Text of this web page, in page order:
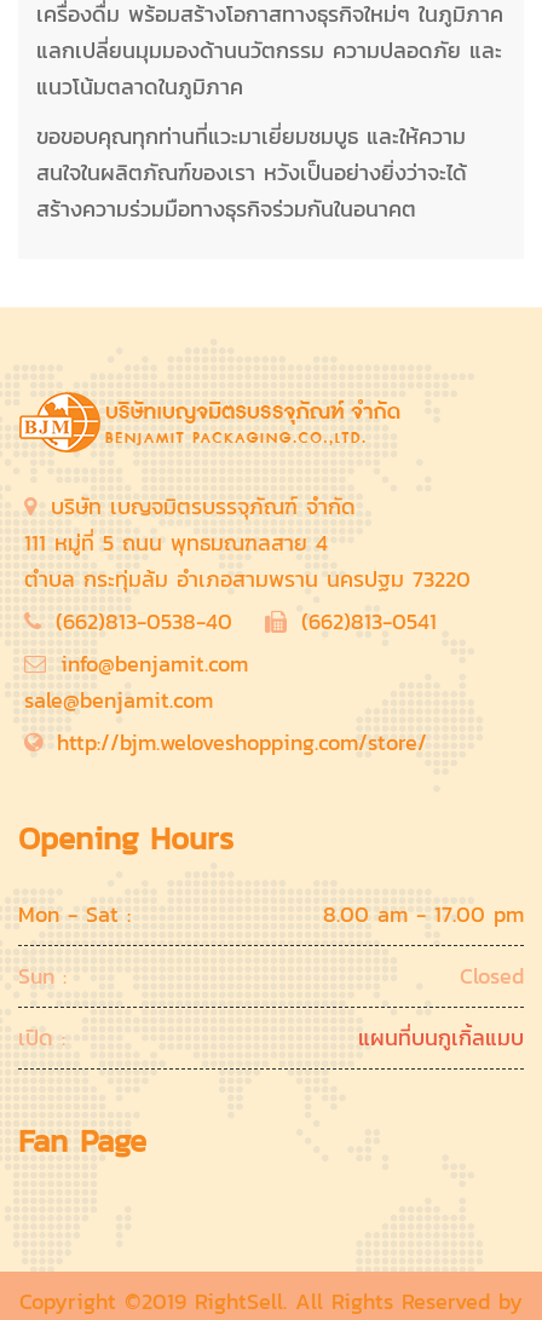
เครื่องดื่ม พร้อมสร้างโอกาสทางธุรกิจใหม่ๆ ในภูมิภาค
แลกเปลี่ยนมุมมองด้านนวัตกรรม ความปลอดภัย และ
แนวโน้มตลาดในภูมิภาค
ขอขอบคุณทุกท่านที่แวะมาเยี่ยมชมบูธ และให้ความ
สนใจในผลิตภัณฑ์ของเรา หวังเป็นอย่างยิ่งว่าจะได้
สร้างความร่วมมือทางธุรกิจร่วมกันในอนาคต
บริษัท เบญจมิตรบรรจุภัณฑ์ จำกัด
111 หมู่ที่ 5 ถนน พุทธมณฑลสาย 4
ตำบล กระทุ่มล้ม อำเภอสามพราน นครปฐม 73220
(662)813-0538-40
(662)813-0541
info@benjamit.com
sale@benjamit.com
http://bjm.weloveshopping.com/store/
Opening Hours
Mon - Sat :
8.00 am - 17.00 pm
Sun :
Closed
เปิด :
แผนที่บนกูเกิ้ลแมบ
Fan Page
Copyright ©2019 RightSell. All Rights Reserved by